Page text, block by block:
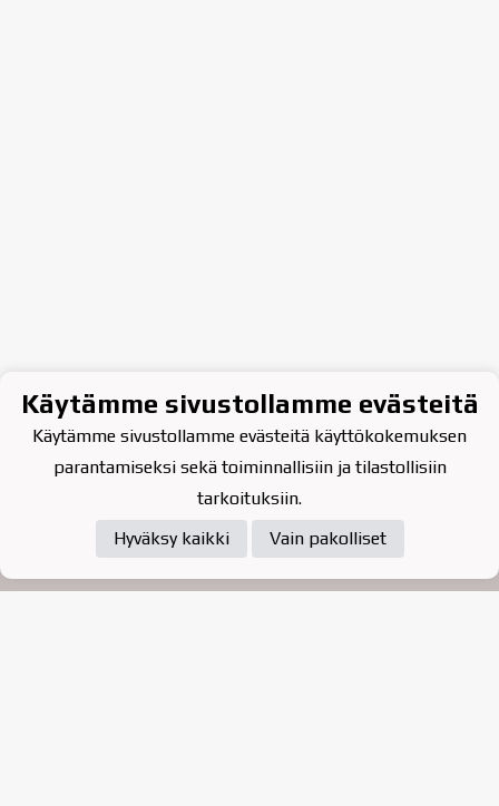
Tietosuojaseloste
Käytämme sivustollamme evästeitä
Käytämme sivustollamme evästeitä käyttökokemuksen
parantamiseksi sekä toiminnallisiin ja tilastollisiin
tarkoituksiin.
Hyväksy kaikki
Vain pakolliset